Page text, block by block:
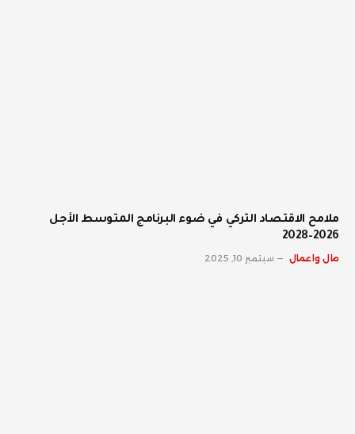
ملامح الاقتصاد التركي في ضوء البرنامج المتوسط الأجل
2026–2028
مال واعمال سبتمبر 10, 2025